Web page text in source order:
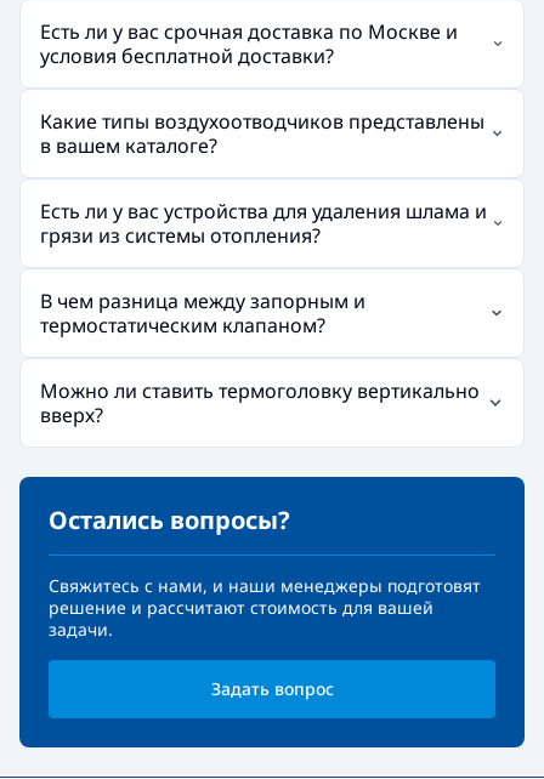
Есть ли у вас срочная доставка по Москве и
условия бесплатной доставки?
Какие типы воздухоотводчиков представлены
в вашем каталоге?
Есть ли у вас устройства для удаления шлама и
грязи из системы отопления?
В чем разница между запорным и
термостатическим клапаном?
Можно ли ставить термоголовку вертикально
вверх?
Остались вопросы?
Свяжитесь с нами, и наши менеджеры подготовят
решение и рассчитают стоимость для вашей
задачи.
Задать вопрос